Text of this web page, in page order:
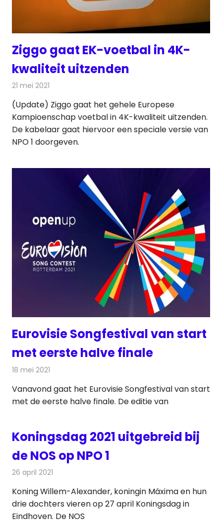
Ziggo gaat EK-voetbal in 4K-
kwaliteit uitzenden
21 mei 2021
(Update) Ziggo gaat het gehele Europese
Kampioenschap voetbal in 4K-kwaliteit uitzenden.
De kabelaar gaat hiervoor een speciale versie van
NPO 1 doorgeven.
Eurovisie Songfestival van start
met eerste halve finale
18 mei 2021
Vanavond gaat het Eurovisie Songfestival van start
met de eerste halve finale. De editie van
Koningsdag 2021 uitgebreid bij
de NOS op NPO 1
26 april 2021
Koning Willem-Alexander, koningin Máxima en hun
drie dochters vieren op 27 april Koningsdag in
Eindhoven. De NOS